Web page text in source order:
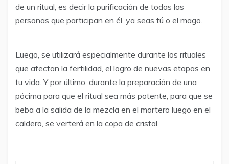
de un ritual, es decir la purificación de todas las
personas que participan en él, ya seas tú o el mago.
Luego, se utilizará especialmente durante los rituales
que afectan la fertilidad, el logro de nuevas etapas en
tu vida. Y por último, durante la preparación de una
pócima para que el ritual sea más potente, para que se
beba a la salida de la mezcla en el mortero luego en el
caldero, se verterá en la copa de cristal.